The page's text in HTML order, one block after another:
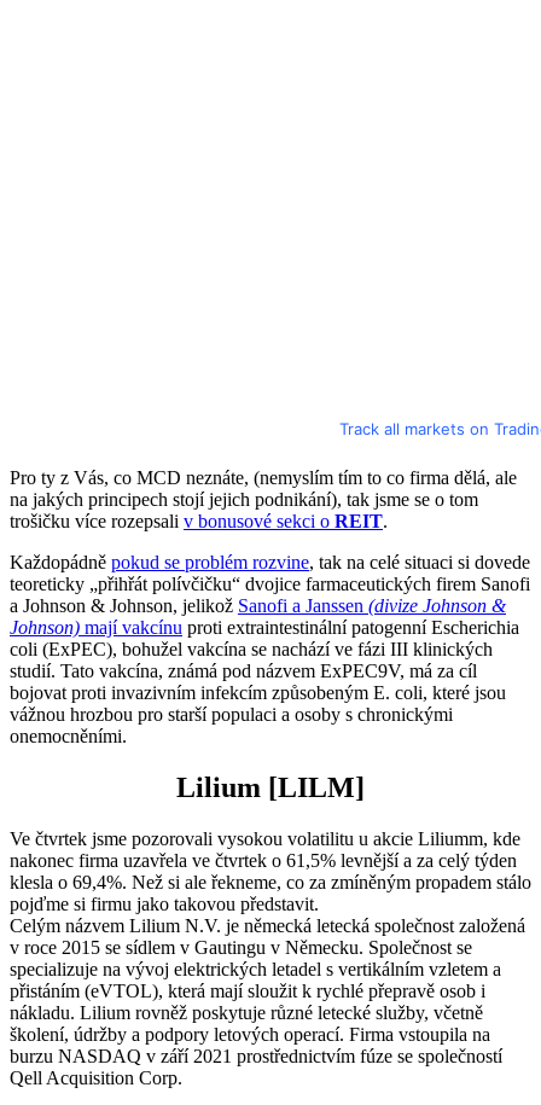
Track all markets on
Pro ty z Vás, co MCD neznáte, (nemyslím tím to co firma dělá, ale
na jakých principech stojí jejich podnikání), tak jsme se o tom
trošičku více rozepsali v bonusové sekci o REIT.
Každopádně pokud se problém rozvine, tak na celé situaci si dovede
teoreticky „přihřát polívčičku“ dvojice farmaceutických firem Sanofi
a Johnson & Johnson, jelikož Sanofi a Janssen (divize Johnson &
Johnson) mají vakcínu proti extraintestinální patogenní Escherichia
coli (ExPEC), bohužel vakcína se nachází ve fázi III klinických
studií. Tato vakcína, známá pod názvem ExPEC9V, má za cíl
bojovat proti invazivním infekcím způsobeným E. coli, které jsou
vážnou hrozbou pro starší populaci a osoby s chronickými
onemocněními.
Lilium [LILM]
Ve čtvrtek jsme pozorovali vysokou volatilitu u akcie Liliumm, kde
nakonec firma uzavřela ve čtvrtek o 61,5% levnější a za celý týden
klesla o 69,4%. Než si ale řekneme, co za zmíněným propadem stálo
pojďme si firmu jako takovou představit.
Celým názvem Lilium N.V. je německá letecká společnost založená
v roce 2015 se sídlem v Gautingu v Německu. Společnost se
specializuje na vývoj elektrických letadel s vertikálním vzletem a
přistáním (eVTOL), která mají sloužit k rychlé přepravě osob i
nákladu. Lilium rovněž poskytuje různé letecké služby, včetně
školení, údržby a podpory letových operací. Firma vstoupila na
burzu NASDAQ v září 2021 prostřednictvím fúze se společností
Qell Acquisition Corp.